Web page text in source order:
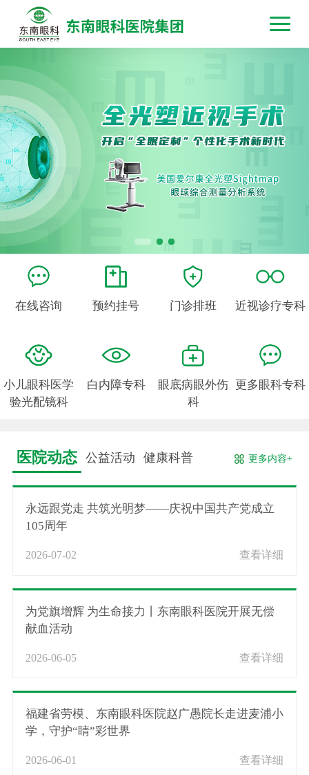
在线咨询 预约挂号 门诊排班 近视诊疗专科
小儿眼科医学
验光配镜科
白内障专科
眼底病眼外伤
科
更多眼科专科
医院动态 公益活动 健康科普 更多内容+
永远跟党走 共筑光明梦——庆祝中国共产党成立
105周年
2026-07-02 查看详细
为党旗增辉 为生命接力丨东南眼科医院开展无偿
献血活动
2026-06-05 查看详细
福建省劳模、东南眼科医院赵广愚院长走进麦浦小
学，守护“睛”彩世界
2026-06-01 查看详细